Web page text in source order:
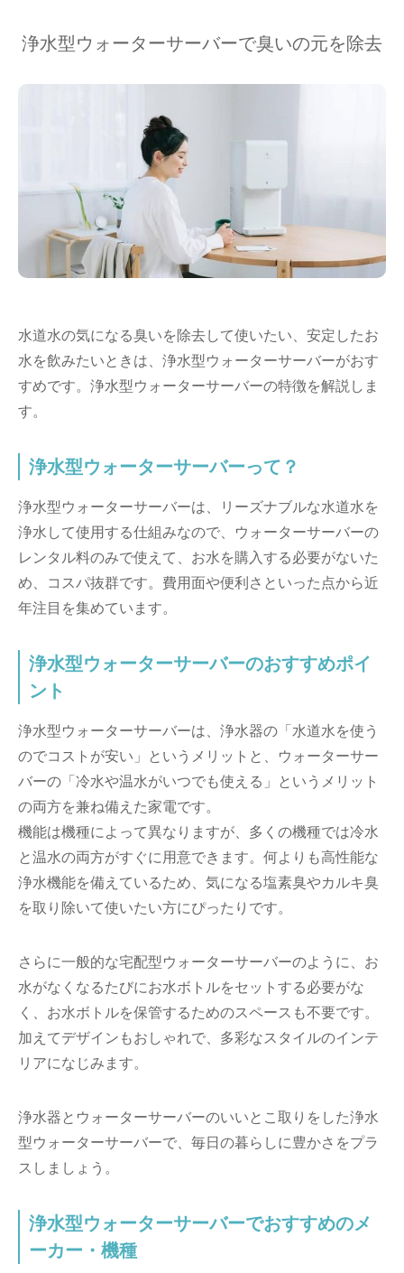
浄水型ウォーターサーバーで臭いの元を除去
水道水の気になる臭いを除去して使いたい、安定したお
水を飲みたいときは、浄水型ウォーターサーバーがおす
すめです。浄水型ウォーターサーバーの特徴を解説しま
す。
浄水型ウォーターサーバーって？
浄水型ウォーターサーバーは、リーズナブルな水道水を
浄水して使用する仕組みなので、ウォーターサーバーの
レンタル料のみで使えて、お水を購入する必要がないた
め、コスパ抜群です。費用面や便利さといった点から近
年注目を集めています。
浄水型ウォーターサーバーのおすすめポイ
ント
浄水型ウォーターサーバーは、浄水器の「水道水を使う
のでコストが安い」というメリットと、ウォーターサー
バーの「冷水や温水がいつでも使える」というメリット
の両方を兼ね備えた家電です。
機能は機種によって異なりますが、多くの機種では冷水
と温水の両方がすぐに用意できます。何よりも高性能な
浄水機能を備えているため、気になる塩素臭やカルキ臭
を取り除いて使いたい方にぴったりです。
さらに一般的な宅配型ウォーターサーバーのように、お
水がなくなるたびにお水ボトルをセットする必要がな
く、お水ボトルを保管するためのスペースも不要です。
加えてデザインもおしゃれで、多彩なスタイルのインテ
リアになじみます。
浄水器とウォーターサーバーのいいとこ取りをした浄水
型ウォーターサーバーで、毎日の暮らしに豊かさをプラ
スしましょう。
浄水型ウォーターサーバーでおすすめのメ
ーカー・機種